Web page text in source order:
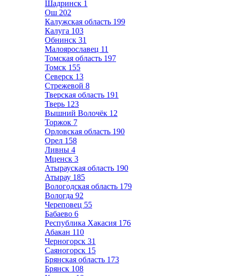
Шадринск 1
Ош 202
Калужская область 199
Калуга 103
Обнинск 31
Малоярославец 11
Томская область 197
Томск 155
Северск 13
Стрежевой 8
Тверская область 191
Тверь 123
Вышний Волочёк 12
Торжок 7
Орловская область 190
Орел 158
Ливны 4
Мценск 3
Атырауская область 190
Атырау 185
Вологодская область 179
Вологда 92
Череповец 55
Бабаево 6
Республика Хакасия 176
Абакан 110
Черногорск 31
Саяногорск 15
Брянская область 173
Брянск 108